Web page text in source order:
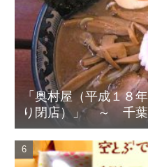
「奥村屋（平成１
り閉店）」 ～ 千葉